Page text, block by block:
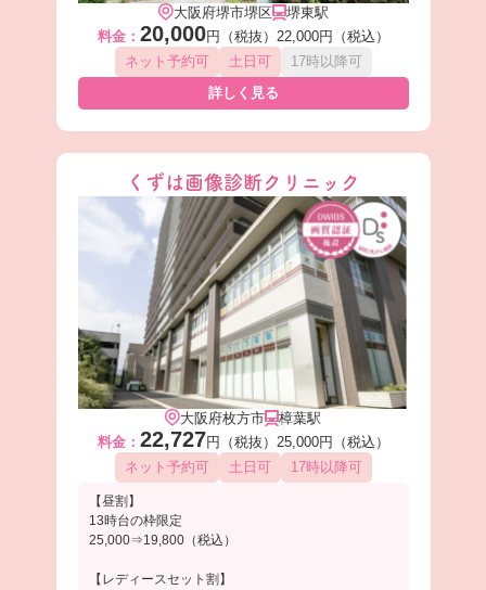
大阪府堺市堺区
堺東駅
料金： 20,000円（税抜） 22,000円（税込）
ネット予約可
土日可
17時以降可
詳しく見る
くずは画像診断クリニック
大阪府枚方市
樟葉駅
料金： 22,727円（税抜） 25,000円（税込）
ネット予約可
土日可 17時以降可
【昼割】
13時台の枠限定
25,000⇒19,800（税込）
【レディースセット割】